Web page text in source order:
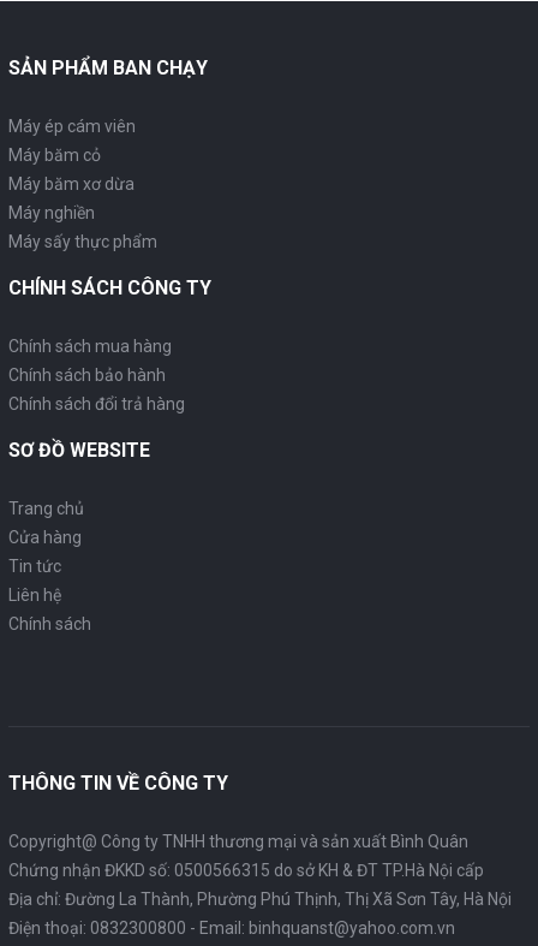
SẢN PHẨM BAN CHẠY
Máy ép cám viên
Máy băm cỏ
Máy băm xơ dừa
Máy nghiền
Máy sấy thực phẩm
CHÍNH SÁCH CÔNG TY
Chính sách mua hàng
Chính sách bảo hành
Chính sách đổi trả hàng
SƠ ĐỒ WEBSITE
Trang chủ
Cửa hàng
Tin tức
Liên hệ
Chính sách
THÔNG TIN VỀ CÔNG TY
Copyright@ Công ty TNHH thương mại và sản xuất Bình Quân
Chứng nhận ĐKKD số: 0500566315 do sở KH & ĐT TP.Hà Nội cấp
Địa chỉ: Đường La Thành, Phường Phú Thịnh, Thị Xã Sơn Tây, Hà Nội
Điện thoại: 0832300800 - Email: binhquanst@yahoo.com.vn